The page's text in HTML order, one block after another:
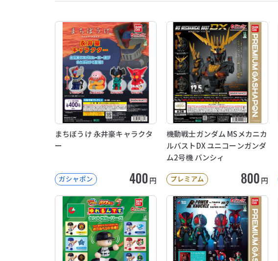
まちぼうけ 永井豪キャラクタ
ー
ガシャポン 400円
機動戦士ガンダム MSメカニカ
ルバストDX ユニコーンガンダ
ム2号機 バンシィ
プレミアム 800円